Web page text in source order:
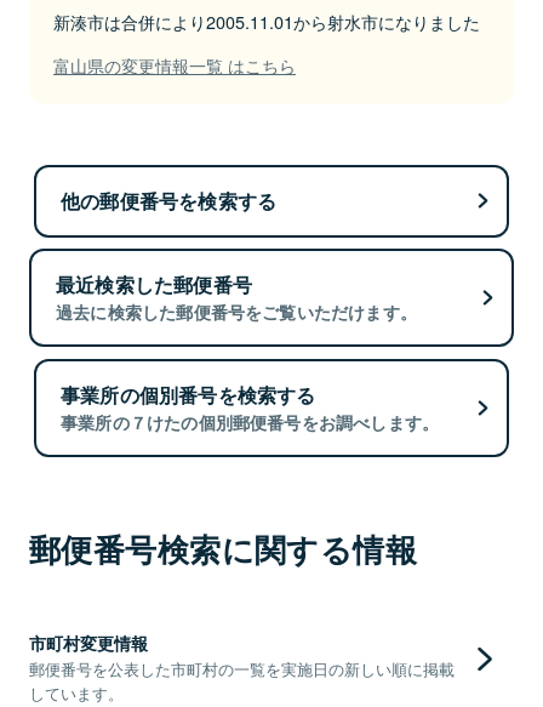
新湊市は合併により2005.11.01から射水市になりました
富山県の変更情報一覧 はこちら
他の郵便番号を検索する
最近検索した郵便番号
過去に検索した郵便番号をご覧いただけます。
事業所の個別番号を検索する
事業所の７けたの個別郵便番号をお調べします。
郵便番号検索に関する情報
市町村変更情報
郵便番号を公表した市町村の一覧を実施日の新しい順に掲載
しています。